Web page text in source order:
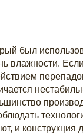
был
влажности.
и конструкция